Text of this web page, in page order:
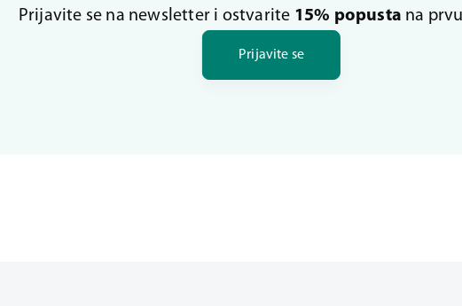
Prijavite se na newsletter i ostvarite 15% popusta na
Prijavite se